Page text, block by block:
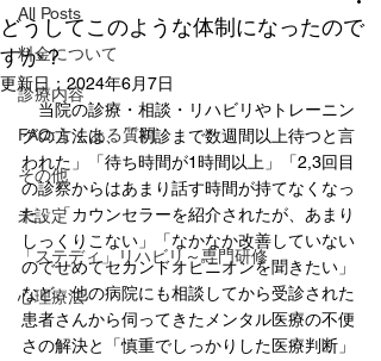
All Posts
料金について
診療内容
FAQ:よくある質問
その他
未設定
「ステディ」リハビリ～専門研修
心理療法
どうしてこのような体制になったので
すか？
更新日： 2024年6月7日
当院の診療・相談・リハビリやトレーニン
グの方法は、「初診まで数週間以上待つと言
われた」「待ち時間が1時間以上」「2,3回目
の診察からはあまり話す時間が持てなくなっ
た」「カウンセラーを紹介されたが、あまり
しっくりこない」「なかなか改善していない
のでせめてセカンドオピニオンを聞きたい」
など、他の病院にも相談してから受診された
患者さんから伺ってきたメンタル医療の不便
さの解決と「慎重でしっかりした医療判断」